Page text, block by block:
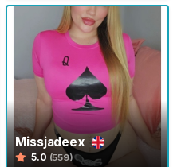
Missjadeex
5.0 (559)